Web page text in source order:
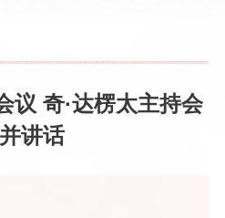
开>市政府>领导活动
议 奇·达楞太主持会
讲话